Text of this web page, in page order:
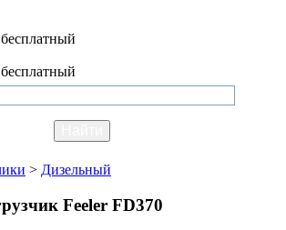
> Дизельный
Feeler FD370